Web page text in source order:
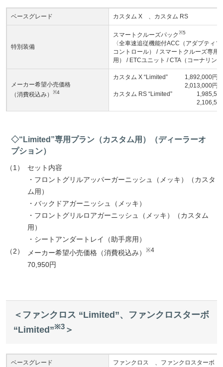
ベースグレード カスタム X 、カスタム RS
特別装備
スマートクルーズパック※5
〈全車速追従機能付ACC（アダプティ
コントロール） / スマートクルーズ専用
用） / ETCユニット / CTA（コーナリン
メーカー希望小売価格
（消費税込み）
※4
カスタム X “Limited”
1,892,000円
2,013,000円
カスタム RS “Limited”
◇“Limited”専用プラン（カスタム用）（ディーラーオ
プション）
（1）
セット内容
・フロントグリルアッパーガーニッシュ（メッキ）（カスタ
ム用）
・バックドアガーニッシュ（メッキ）
・フロントグリルロアガーニッシュ（メッキ）（カスタム
用）
・シートアンダートレイ（助手席用）
（2）
メーカー希望小売価格（消費税込み） ※4
70,950円
＜ファンクロス “Limited”、ファンクロスターボ
“Limited”※3 ＞
ベースグレード ファンクロス 、ファンクロスターボ